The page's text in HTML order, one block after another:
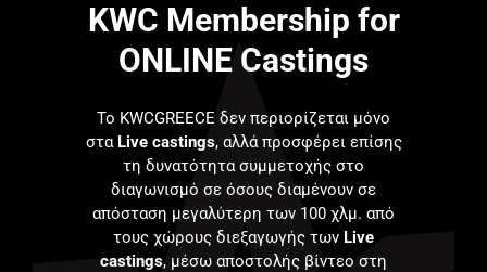
KWC Membership for
ONLINE Castings
Το KWCGREECE δεν περιορίζεται μόνο
στα Live castings, αλλά προσφέρει επίσης
τη δυνατότητα συμμετοχής στο
διαγωνισμό σε όσους διαμένουν σε
απόσταση μεγαλύτερη των 100 χλμ. από
τους χώρους διεξαγωγής των Live
castings, μέσω αποστολής βίντεο στη